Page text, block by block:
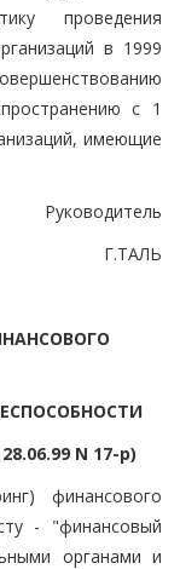
проведения
в 1999
с 1
имеющие
Руководитель
Г.ТАЛЬ
N 17-р)
финансового
- "финансовый
органами и